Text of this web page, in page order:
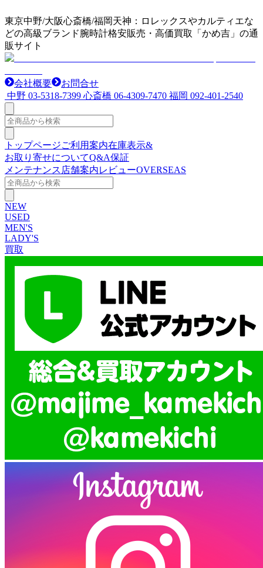
東京中野/大阪心斎橋/福岡天神：ロレックスやカルティエな
どの高級ブランド腕時計格安販売・高価買取「かめ吉」の通
販サイト
会社概要
お問合せ
中野 03-5318-7399 心斎橋 06-4309-7470 福岡 092-401-2540
トップページご利用案内在庫表示&
お取り寄せについてQ&A保証
メンテナンス 店舗案内レビューOVERSEAS
NEW
USED
MEN'S
LADY'S
買取